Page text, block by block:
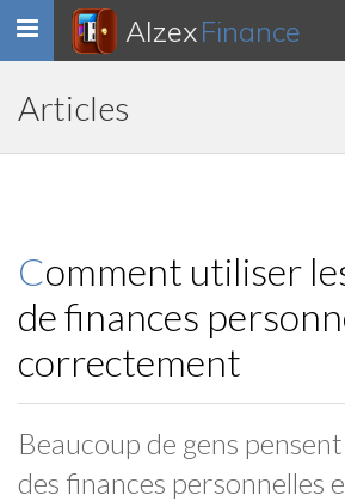
Toggle
navigation
AlzexFinance
Articles
Comment utiliser les logiciels
de finances
correctement
Beaucoup de gens
des finances personnelles